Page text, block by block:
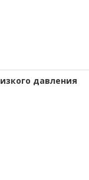
давления